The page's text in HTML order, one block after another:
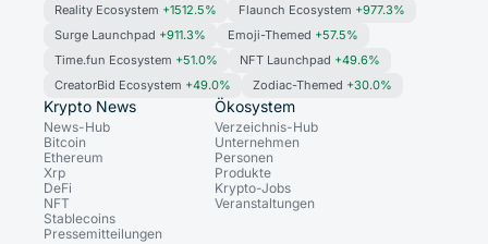
Reality Ecosystem +1512.5% Flaunch Ecosystem +977.3%
Surge Launchpad +911.3% Emoji-Themed +57.5%
Time.fun Ecosystem +51.0% NFT Launchpad +49.6%
CreatorBid Ecosystem +49.0% Zodiac-Themed +30.0%
Krypto News
News-Hub
Bitcoin
Ethereum
Xrp
DeFi
NFT
Stablecoins
Pressemitteilungen
Ökosystem
Verzeichnis-Hub
Unternehmen
Personen
Produkte
Krypto-Jobs
Veranstaltungen